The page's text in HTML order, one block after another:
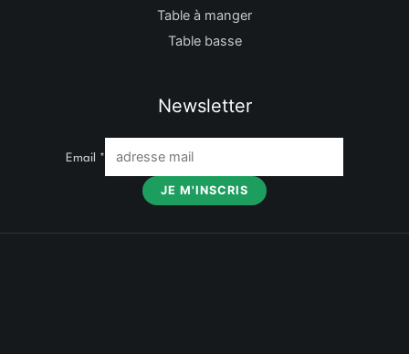
Table à manger
Table basse
Newsletter
Email *
JE M'INSCRIS